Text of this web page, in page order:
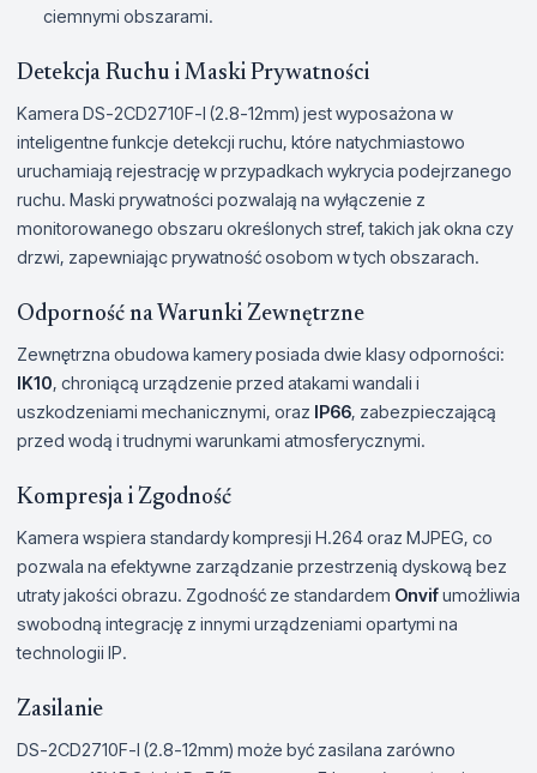
ciemnymi obszarami.
Detekcja Ruchu i Maski Prywatności
Kamera DS-2CD2710F-I (2.8-12mm) jest wyposażona w
inteligentne funkcje detekcji ruchu, które natychmiastowo
uruchamiają rejestrację w przypadkach wykrycia podejrzanego
ruchu. Maski prywatności pozwalają na wyłączenie z
monitorowanego obszaru określonych stref, takich jak okna czy
drzwi, zapewniając prywatność osobom w tych obszarach.
Odporność na Warunki Zewnętrzne
Zewnętrzna obudowa kamery posiada dwie klasy odporności:
IK10, chroniącą urządzenie przed atakami wandali i
uszkodzeniami mechanicznymi, oraz IP66, zabezpieczającą
przed wodą i trudnymi warunkami atmosferycznymi.
Kompresja i Zgodność
Kamera wspiera standardy kompresji H.264 oraz MJPEG, co
pozwala na efektywne zarządzanie przestrzenią dyskową bez
utraty jakości obrazu. Zgodność ze standardem Onvifumożliwia
swobodną integrację z innymi urządzeniami opartymi na
technologii IP.
Zasilanie
DS-2CD2710F-I (2.8-12mm) może być zasilana zarówno